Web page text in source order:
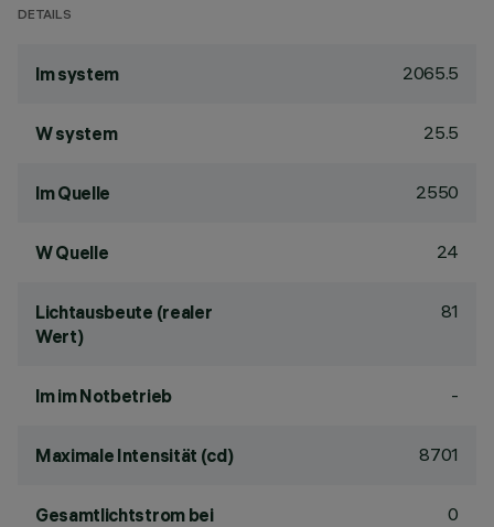
DETAILS
lm system 2065.5
W system 25.5
lm Quelle 2550
W Quelle 24
Lichtausbeute (realer
Wert)
81
lm im Notbetrieb -
Maximale Intensität (cd) 8701
Gesamtlichtstrom bei
0